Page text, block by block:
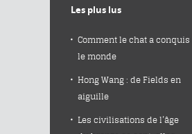
Les plus lus
Comment le chat a conquis
le monde
Hong Wang : de Fields en
aiguille
Les civilisations de l’âge